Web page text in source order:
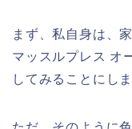
まず、私自身は、
マッスルプレス オ
してみることにしま